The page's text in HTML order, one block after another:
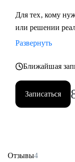
Для тех, кому
или решении
Развернуть
Ближайшая
Записаться
Отзывы4